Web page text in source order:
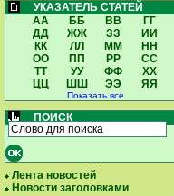
УКАЗАТЕЛЬ СТАТЕЙ
АА
ББ ВВ
ГГ
ДД
ЖЖ ЗЗ
ИИ
КК
ЛЛ ММ
НН
ОО
ПП РР
СС
ТТ
УУ ФФ
ХХ
ЦЦ
ШШ ЭЭ ЯЯ
Показать все
ПОИСК
Лента новостей
Новости заголовками